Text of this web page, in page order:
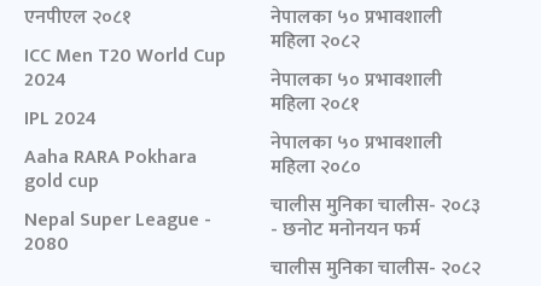
एनपीएल २०८१
ICC Men T20 World Cup
2024
IPL 2024
Aaha RARA Pokhara
gold cup
Nepal Super League -
2080
नेपालका ५० प्रभावशाली
महिला २०८२
नेपालका ५० प्रभावशाली
महिला २०८१
नेपालका ५० प्रभावशाली
महिला २०८०
चालीस मुनिका चालीस- २०८३
- छनोट मनोनयन फर्म
चालीस मुनिका चालीस- २०८२